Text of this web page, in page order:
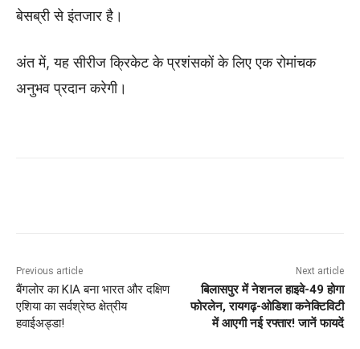
बेसब्री से इंतजार है।
अंत में, यह सीरीज क्रिकेट के प्रशंसकों के लिए एक रोमांचक
अनुभव प्रदान करेगी।
Previous article
बैंगलोर का KIA बना भारत और दक्षिण
एशिया का सर्वश्रेष्ठ क्षेत्रीय
हवाईअड्डा!
Next article
बिलासपुर में नेशनल हाइवे-49 होगा
फोरलेन, रायगढ़-ओडिशा कनेक्टिविटी
में आएगी नई रफ्तार! जानें फायदें